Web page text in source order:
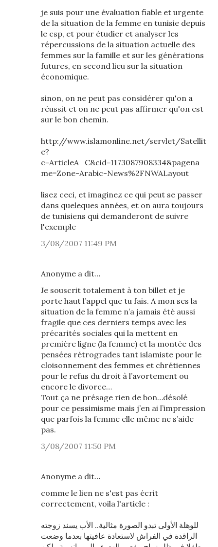
je suis pour une évaluation fiable et urgente
de la situation de la femme en tunisie depuis
le csp, et pour étudier et analyser les
répercussions de la situation actuelle des
femmes sur la famille et sur les générations
futures, en second lieu sur la situation
économique.
sinon, on ne peut pas considérer qu'on a
réussit et on ne peut pas affirmer qu'on est
sur le bon chemin.
http://www.islamonline.net/servlet/Satellit
e?
c=ArticleA_C&cid=1173087908334&pagena
me=Zone-Arabic-News%2FNWALayout
lisez ceci, et imaginez ce qui peut se passer
dans queleques années, et on aura toujours
de tunisiens qui demanderont de suivre
l'exemple
3/08/2007 11:49 PM
Anonyme a dit…
Je souscrit totalement à ton billet et je
porte haut l’appel que tu fais. A mon ses la
situation de la femme n’a jamais été aussi
fragile que ces derniers temps avec les
précarités sociales qui la mettent en
première ligne (la femme) et la montée des
pensées rétrogrades tant islamiste pour le
cloisonnement des femmes et chrétiennes
pour le refus du droit à l’avortement ou
encore le divorce…
Tout ça ne présage rien de bon…désolé
pour ce pessimisme mais j’en ai l’impression
que parfois la femme elle même ne s’aide
pas.
3/08/2007 11:50 PM
Anonyme a dit…
comme le lien ne s'est pas écrit
correctement, voila l'article :
للوهلة الأولى تبدو الصورة مثالية.. الأب يسند زوجته
الراقدة في الفراش لاستعادة عافيتها بعدما وضعت